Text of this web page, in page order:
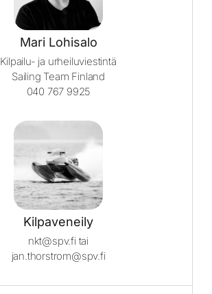
Mari Lohisalo
Kilpailu- ja urheiluviestintä
Sailing Team Finland
040 767 9925
Kilpaveneily
nkt@spv.fi tai
jan.thorstrom@spv.fi